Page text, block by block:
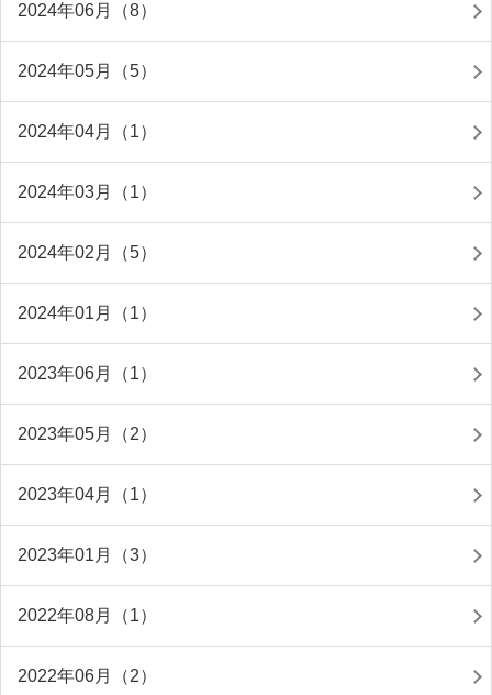
2024年06月（8）
2024年05月（5）
2024年04月（1）
2024年03月（1）
2024年02月（5）
2024年01月（1）
2023年06月（1）
2023年05月（2）
2023年04月（1）
2023年01月（3）
2022年08月（1）
2022年06月（2）